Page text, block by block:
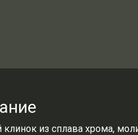
из сплава хрома,